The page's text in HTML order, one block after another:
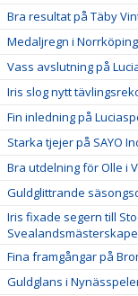
Bra resultat på Täby
Medaljregn i Norrköping
Vass avslutning på
Iris slog nytt
Fin inledning på
Starka tjejer på SAYO
Bra utdelning för Olle i
Guldglittrande
Iris fixade segern till
Fina framgångar på
Guldglans i